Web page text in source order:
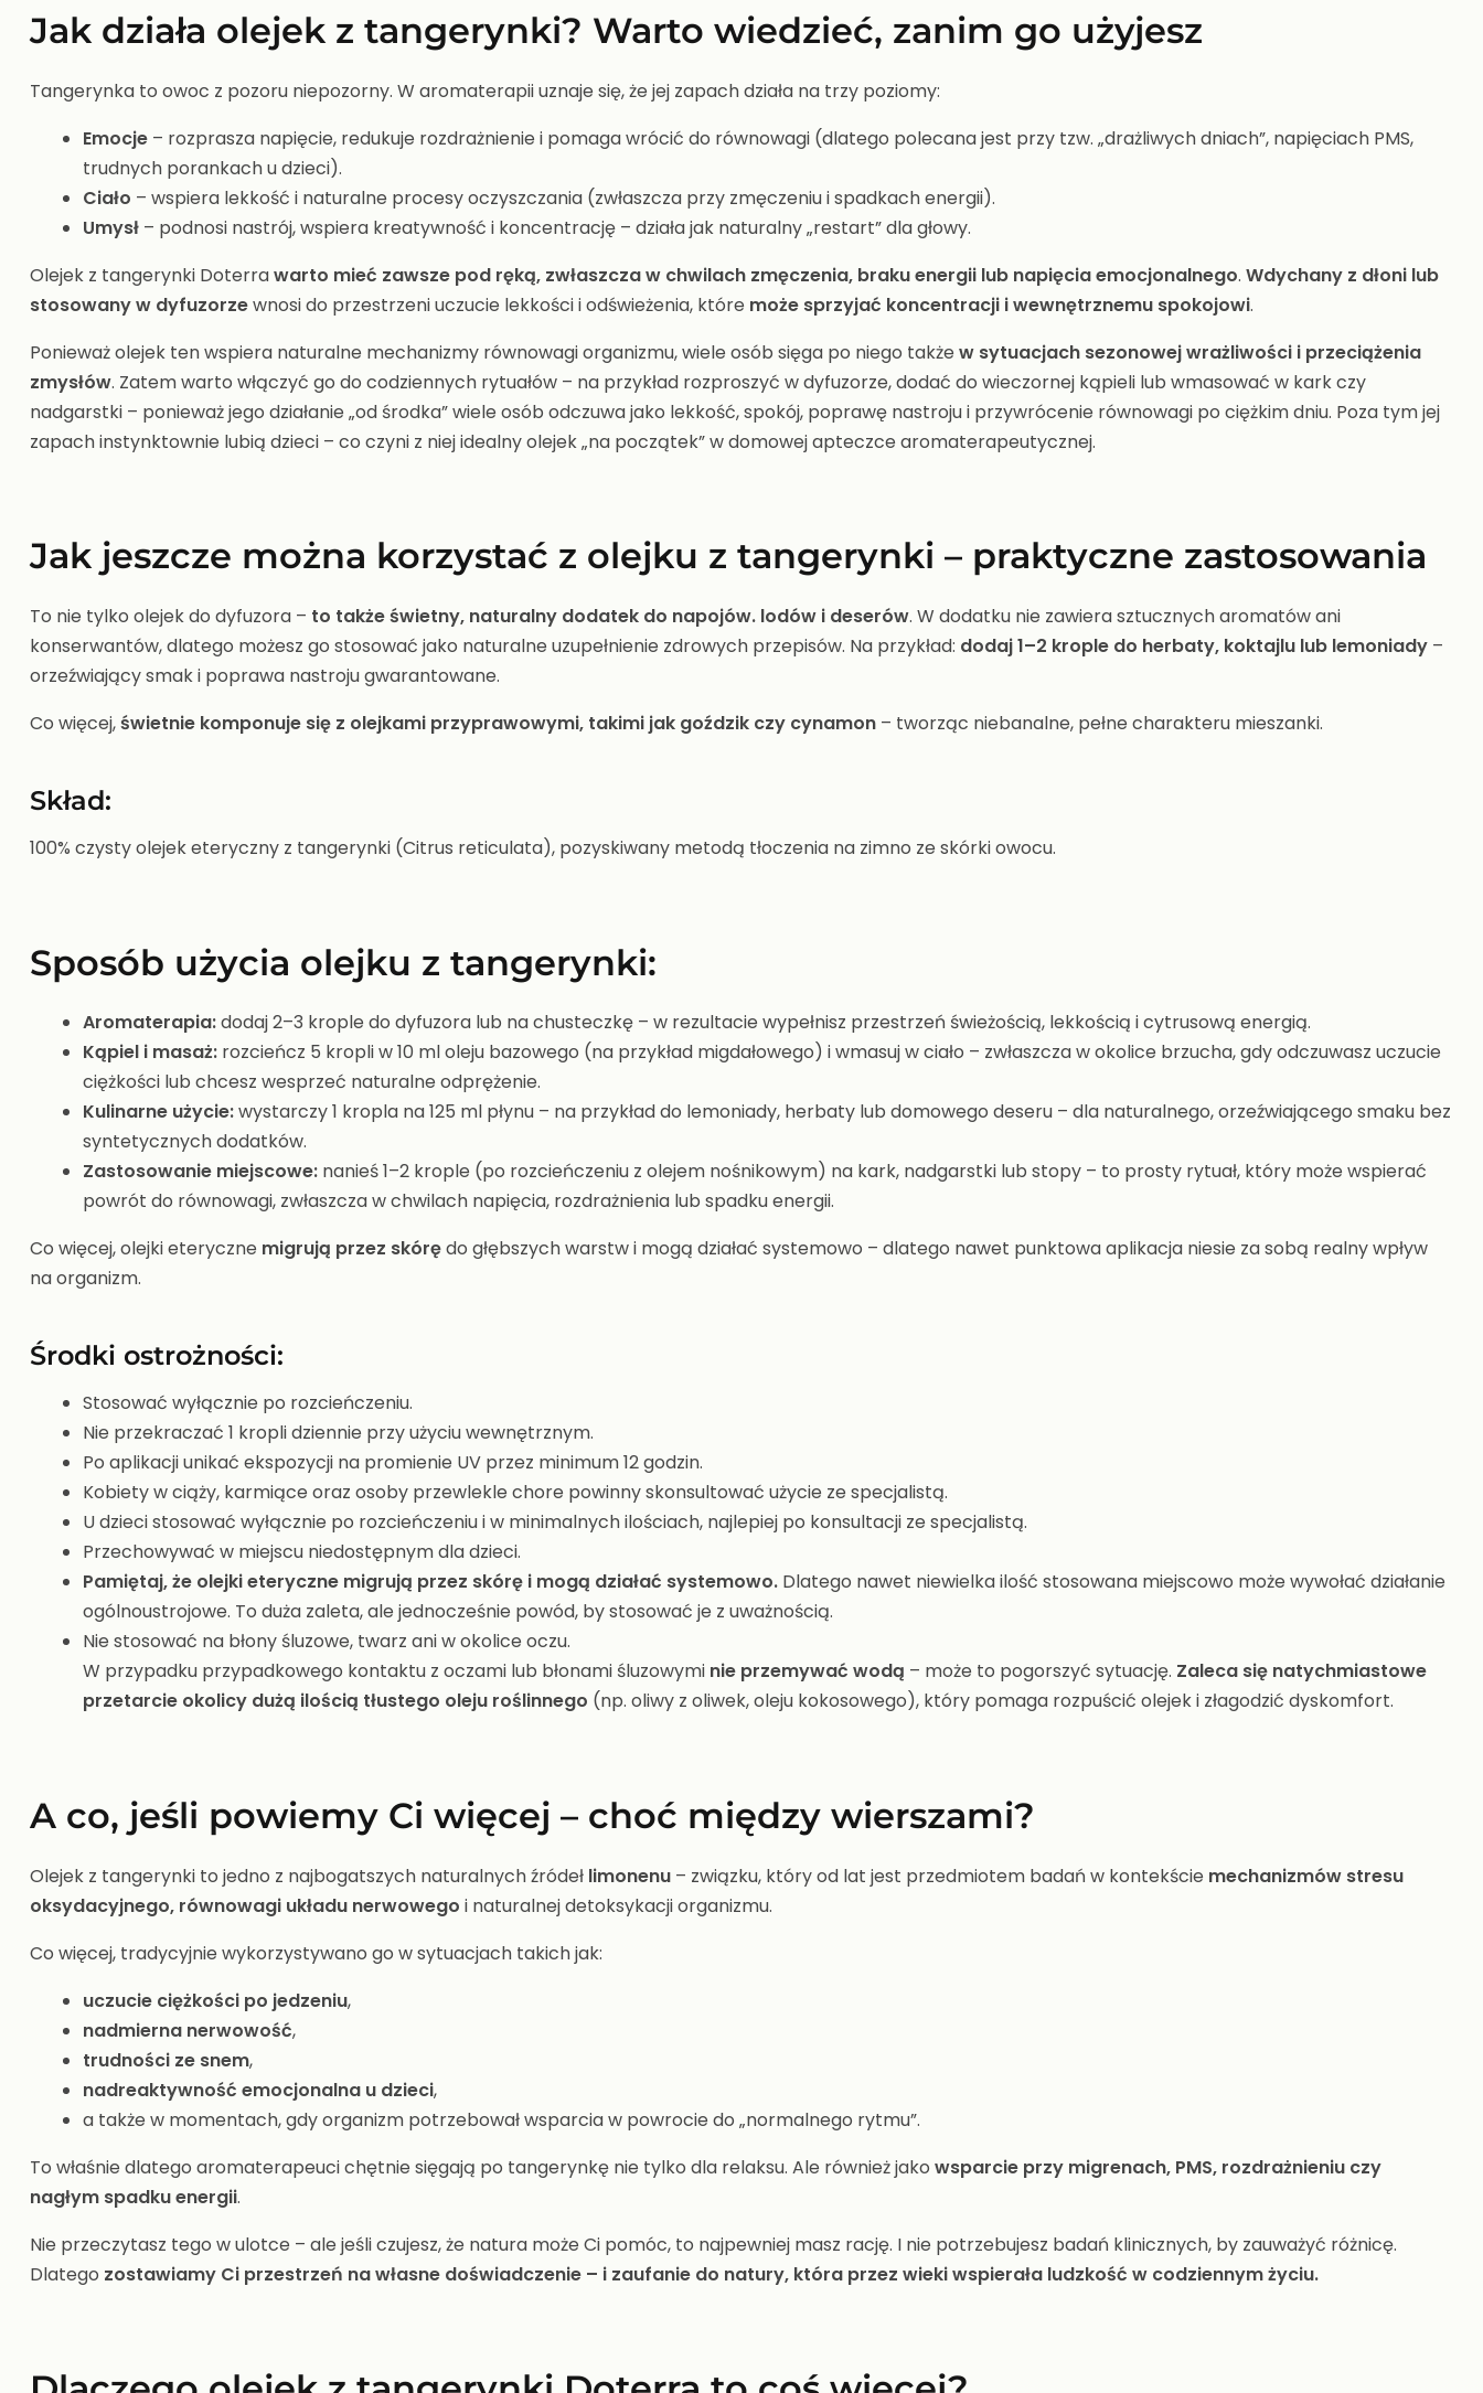
Jak działa olejek z tangerynki? Warto wiedzieć, zanim go użyjesz
Tangerynka to owoc z pozoru niepozorny. W aromaterapii uznaje się, że jej zapach działa na trzy poziomy:
Emocje – rozprasza napięcie, redukuje rozdrażnienie i pomaga wrócić do równowagi (dlatego polecana jest przy tzw. „drażliwych dniach”, napięciach PMS,
trudnych porankach u dzieci).
Ciało – wspiera lekkość i naturalne procesy oczyszczania (zwłaszcza przy zmęczeniu i spadkach energii).
Umysł – podnosi nastrój, wspiera kreatywność i koncentrację – działa jak naturalny „restart” dla głowy.
Olejek z tangerynki Doterrawarto mieć zawsze pod ręką, zwłaszcza w chwilach zmęczenia, braku energii lub napięcia emocjonalnego. Wdychany z dłoni lub
stosowany w dyfuzorzewnosi do przestrzeni uczucie lekkości i odświeżenia, które może sprzyjać koncentracji i wewnętrznemu spokojowi.
Ponieważ olejek ten wspiera naturalne mechanizmy równowagi organizmu, wiele osób sięga po niego także w sytuacjach sezonowej wrażliwości i przeciążenia
zmysłów. Zatem warto włączyć go do codziennych rytuałów – na przykład rozproszyć w dyfuzorze, dodać do wieczornej kąpieli lub wmasować w kark czy
nadgarstki – ponieważ jego działanie „od środka” wiele osób odczuwa jako lekkość, spokój, poprawę nastroju i przywrócenie równowagi po ciężkim dniu. Poza tym jej
zapach instynktownie lubią dzieci – co czyni z niej idealny olejek „na początek” w domowej apteczce aromaterapeutycznej.
Jak jeszcze można korzystać z olejku z tangerynki – praktyczne zastosowania
To nie tylko olejek do dyfuzora – to także świetny, naturalny dodatek do napojów. lodów i deserów. W dodatku nie zawiera sztucznych aromatów ani
konserwantów, dlatego możesz go stosować jako naturalne uzupełnienie zdrowych przepisów. Na przykład: dodaj 1–2 krople do herbaty, koktajlu lub lemoniady –
orzeźwiający smak i poprawa nastroju gwarantowane.
Co więcej,świetnie komponuje się z olejkami przyprawowymi, takimi jak goździk czy cynamon – tworząc niebanalne, pełne charakteru mieszanki.
Skład:
100% czysty olejek eteryczny z tangerynki (Citrus reticulata), pozyskiwany metodą tłoczenia na zimno ze skórki owocu.
Sposób użycia olejku z tangerynki:
Aromaterapia:dodaj 2–3 krople do dyfuzora lub na chusteczkę – w rezultacie wypełnisz przestrzeń świeżością, lekkością i cytrusową energią.
Kąpiel i masaż: rozcieńcz 5 kropli w 10 ml oleju bazowego (na przykład migdałowego) i wmasuj w ciało – zwłaszcza w okolice brzucha, gdy odczuwasz uczucie
ciężkości lub chcesz wesprzeć naturalne odprężenie.
Kulinarne użycie:wystarczy 1 kropla na 125 ml płynu – na przykład do lemoniady, herbaty lub domowego deseru – dla naturalnego, orzeźwiającego smaku bez
syntetycznych dodatków.
Zastosowanie miejscowe: nanieś 1–2 krople (po rozcieńczeniu z olejem nośnikowym) na kark, nadgarstki lub stopy – to prosty rytuał, który może wspierać
powrót do równowagi, zwłaszcza w chwilach napięcia, rozdrażnienia lub spadku energii.
Co więcej, olejki eteryczne migrują przez skórędo głębszych warstw i mogą działać systemowo – dlatego nawet punktowa aplikacja niesie za sobą realny wpływ
na organizm.
Środki ostrożności:
Stosować wyłącznie po rozcieńczeniu.
Nie przekraczać 1 kropli dziennie przy użyciu wewnętrznym.
Po aplikacji unikać ekspozycji na promienie UV przez minimum 12 godzin.
Kobiety w ciąży, karmiące oraz osoby przewlekle chore powinny skonsultować użycie ze specjalistą.
U dzieci stosować wyłącznie po rozcieńczeniu i w minimalnych ilościach, najlepiej po konsultacji ze specjalistą.
Przechowywać w miejscu niedostępnym dla dzieci.
Pamiętaj, że olejki eteryczne migrują przez skórę i mogą działać systemowo. Dlatego nawet niewielka ilość stosowana miejscowo może wywołać działanie
ogólnoustrojowe. To duża zaleta, ale jednocześnie powód, by stosować je z uważnością.
Nie stosować na błony śluzowe, twarz ani w okolice oczu.
W przypadku przypadkowego kontaktu z oczami lub błonami śluzowymi nie przemywać wodą – może to pogorszyć sytuację. Zaleca się natychmiastowe
przetarcie okolicy dużą ilością tłustego oleju roślinnego (np. oliwy z oliwek, oleju kokosowego), który pomaga rozpuścić olejek i złagodzić dyskomfort.
A co, jeśli powiemy Ci więcej – choć między wierszami?
Olejek z tangerynki to jedno z najbogatszych naturalnych źródeł limonenu – związku, który od lat jest przedmiotem badań w kontekście mechanizmów stresu
oksydacyjnego, równowagi układu nerwowego i naturalnej detoksykacji organizmu.
Co więcej, tradycyjnie wykorzystywano go w sytuacjach takich jak:
uczucie ciężkości po jedzeniu,
nadmierna nerwowość,
trudności ze snem,
nadreaktywność emocjonalna u dzieci,
a także w momentach, gdy organizm potrzebował wsparcia w powrocie do „normalnego rytmu”.
To właśnie dlatego aromaterapeuci chętnie sięgają po tangerynkę nie tylko dla relaksu. Ale również jako wsparcie przy migrenach, PMS, rozdrażnieniu czy
nagłym spadku energii.
Nie przeczytasz tego w ulotce – ale jeśli czujesz, że natura może Ci pomóc, to najpewniej masz rację. I nie potrzebujesz badań klinicznych, by zauważyć różnicę.
Dlatego zostawiamy Ci przestrzeń na własne doświadczenie – i zaufanie do natury, która przez wieki wspierała ludzkość w codziennym życiu.